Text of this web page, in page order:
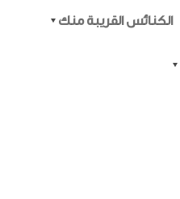
الكنائس القريبة منك